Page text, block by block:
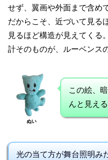
せず、翼画や外面まで含め
だからこそ、近づいて見る
見るほど構造が見えてくる
計そのものが、ルーベンス
ぬい
この絵、
んと見え
光の当て方が舞台照明み